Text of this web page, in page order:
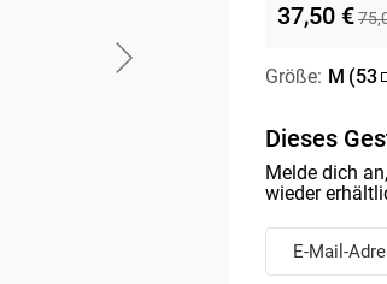
37,50 €
Größe: M (53
Dieses
Melde dich
wieder